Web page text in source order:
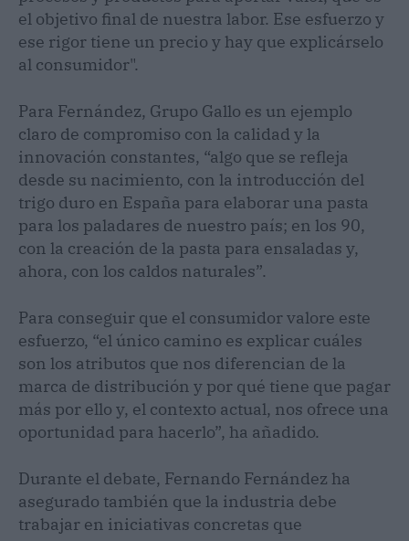
el objetivo final de nuestra labor. Ese esfuerzo y
ese rigor tiene un precio y hay que explicárselo
al consumidor".
Para Fernández, Grupo Gallo es un ejemplo
claro de compromiso con la calidad y la
innovación constantes, “algo que se refleja
desde su nacimiento, con la introducción del
trigo duro en España para elaborar una pasta
para los paladares de nuestro país; en los 90,
con la creación de la pasta para ensaladas y,
ahora, con los caldos naturales”.
Para conseguir que el consumidor valore este
esfuerzo, “el único camino es explicar cuáles
son los atributos que nos diferencian de la
marca de distribución y por qué tiene que pagar
más por ello y, el contexto actual, nos ofrece una
oportunidad para hacerlo”, ha añadido.
Durante el debate, Fernando Fernández ha
asegurado también que la industria debe
trabajar en iniciativas concretas que